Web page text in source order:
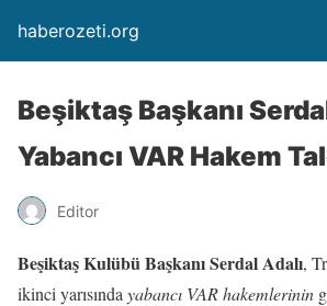
haberozeti.org
Beşiktaş Başkanı
Yabancı VAR Hakem
Editor
Beşiktaş Kulübü Başkanı Serdal Adalı,
ikinci yarısında yabancı VAR hakemlerinin